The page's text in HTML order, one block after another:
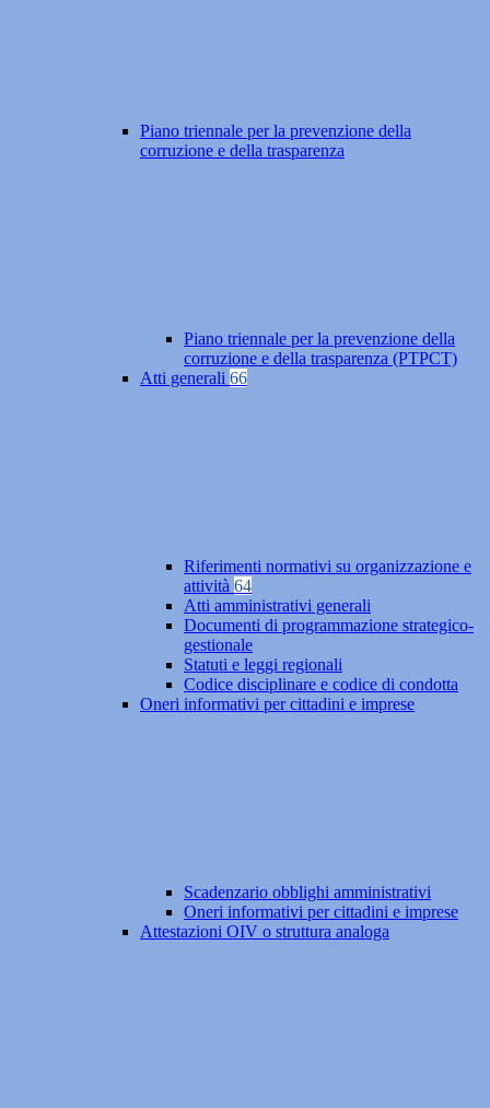
Piano triennale per la prevenzione della
corruzione e della trasparenza
Piano triennale per la prevenzione della
corruzione e della trasparenza (PTPCT)
Atti generali 66
Riferimenti normativi su organizzazione e
attività 64
Atti amministrativi generali
Documenti di programmazione strategico-
gestionale
Statuti e leggi regionali
Codice disciplinare e codice di condotta
Oneri informativi per cittadini e imprese
Scadenzario obblighi amministrativi
Oneri informativi per cittadini e imprese
Attestazioni OIV o struttura analoga